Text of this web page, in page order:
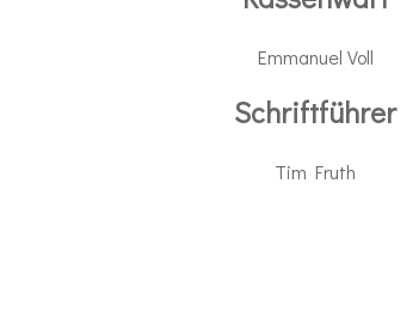
Emmanuel Voll
Schriftführer
Tim Fruth